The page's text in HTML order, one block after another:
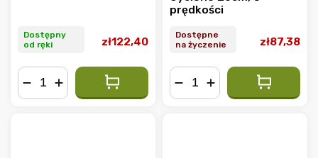
Dostępny
od ręki
zł122,40
prędkości
Dostępne
na życzenie
zł87,38